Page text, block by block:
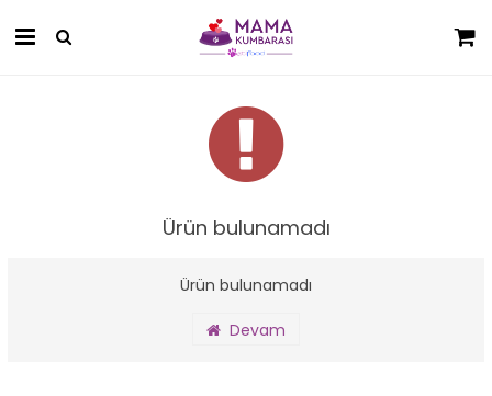
Ürün bulunamadı
Ürün bulunamadı
Devam